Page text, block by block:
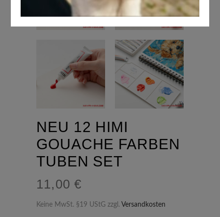
NEU 12 HIMI
GOUACHE FARBEN
TUBEN SET
11,00€
Keine MwSt. §19 UStG zzgl. Versandkosten